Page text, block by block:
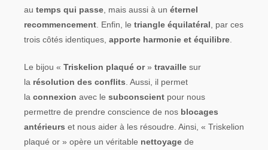
au temps qui passe , mais aussi à un éternel
recommencement . Enfin, le triangle équilatéral , par ces
trois côtés identiques, apporte harmonie et équilibre
Le bijou « Triskelion plaqué or» travaille sur
la résolution des conflits. Aussi, il permet
la connexion avec le subconscient pour nous
permettre de prendre conscience de nos blocages
antérieurs et nous aider à les résoudre. Ainsi, « Triskelion
plaqué or » opère un véritable nettoyage de